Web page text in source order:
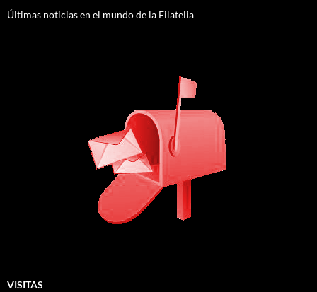
Últimas noticias en el mundo de la Filatelia
VISITAS